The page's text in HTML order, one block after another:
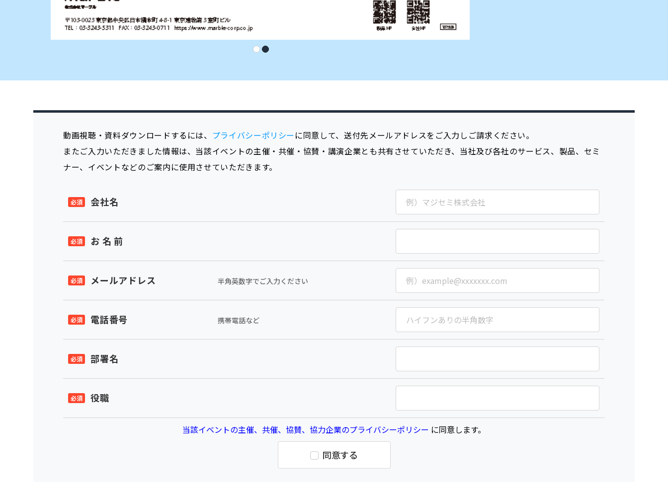
動画視聴・資料ダウンロードするには、 プライバシーポリシー に同意して、送付先メールアドレスをご入力しご請求ください。
またご入力いただきました情報は、当該イベントの主催・共催・協賛・講演企業とも共有させていただき、当社及び各社のサービス、製品、セミ
ナー、イベントなどのご案内に使用させていただきます。
会社名
お 名 前
メールアドレス 半角英数字でご入力ください
電話番号 携帯電話など
部署名
役職
当該イベントの主催、共催、協賛、協力企業のプライバシーポリシー に同意します。
同意する